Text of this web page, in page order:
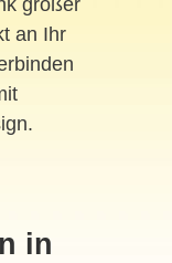
großer
an Ihr
in